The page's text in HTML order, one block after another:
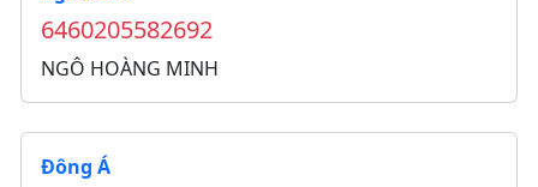
6460205582692
NGÔ HOÀNG MINH
Đông Á